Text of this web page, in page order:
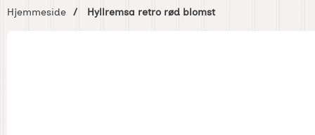
Hjemmeside Hyllremsa retro rød blomst